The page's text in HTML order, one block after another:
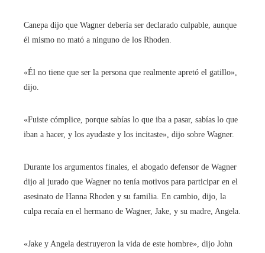
Canepa dijo que Wagner debería ser declarado culpable, aunque
él mismo no mató a ninguno de los Rhoden.
«Él no tiene que ser la persona que realmente apretó el gatillo»,
dijo.
«Fuiste cómplice, porque sabías lo que iba a pasar, sabías lo que
iban a hacer, y los ayudaste y los incitaste», dijo sobre Wagner.
Durante los argumentos finales, el abogado defensor de Wagner
dijo al jurado que Wagner no tenía motivos para participar en el
asesinato de Hanna Rhoden y su familia. En cambio, dijo, la
culpa recaía en el hermano de Wagner, Jake, y su madre, Angela.
«Jake y Angela destruyeron la vida de este hombre», dijo John